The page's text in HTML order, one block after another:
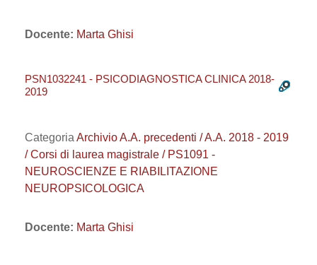
Docente: Marta Ghisi
PSN1032241 - PSICODIAGNOSTICA CLINICA 2018-
2019
Categoria Archivio A.A. precedenti / A.A. 2018 - 2019
/ Corsi di laurea magistrale / PS1091 -
NEUROSCIENZE E RIABILITAZIONE
NEUROPSICOLOGICA
Docente: Marta Ghisi